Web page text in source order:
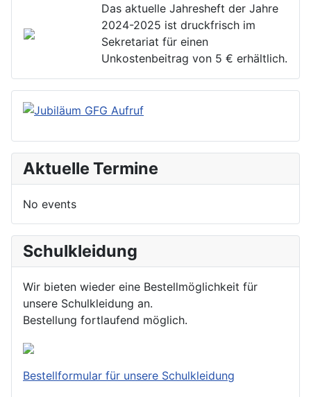
Das aktuelle Jahresheft der Jahre
2024-2025 ist druckfrisch im
Sekretariat für einen
Unkostenbeitrag von 5 € erhältlich.
Aktuelle Termine
No events
Schulkleidung
Wir bieten wieder eine Bestellmöglichkeit für
unsere Schulkleidung an.
Bestellung fortlaufend möglich.
Bestellformular für unsere Schulkleidung